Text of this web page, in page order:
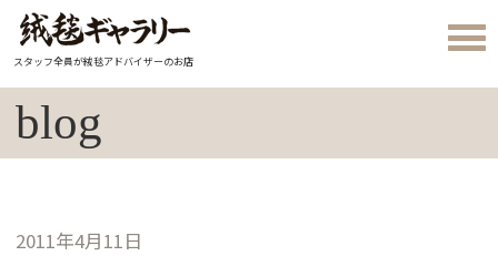
スタッフ全員が絨毯アドバイザーのお店
blog
2011年4月11日